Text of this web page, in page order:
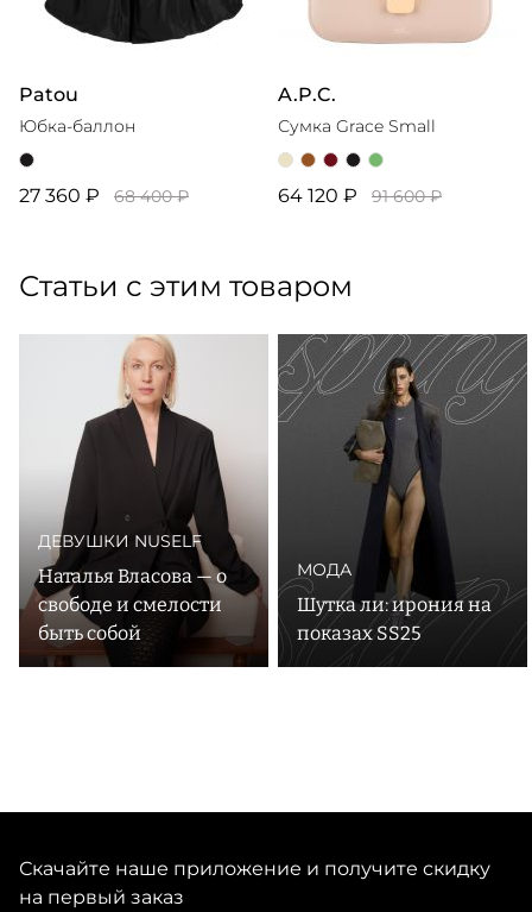
Patou
Юбка-баллон
27 360 ₽ 68 400 ₽
A.P.C.
Сумка Grace Small
64 120 ₽ 91 600 ₽
Статьи с этим товаром
ДЕВУШКИ NUSELF
Наталья Власова — о
свободе и смелости
быть собой
МОДА
Шутка ли: ирония на
показах SS25
Скачайте наше приложение и получите скидку
на первый заказ